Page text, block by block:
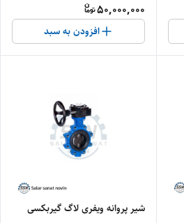
50,000,000
افزودن به سبد
شیر پروانه ویفری لاگ گیربکسی